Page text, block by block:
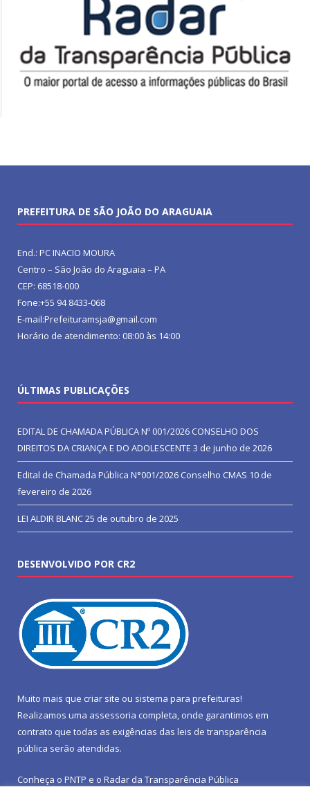
PREFEITURA DE SÃO JOÃO DO ARAGUAIA
End.: PC INACIO MOURA
Centro – São João do Araguaia – PA
CEP: 68518-000
Fone:+55 94 8433-068
E-mail:Prefeituramsja@gmail.com
Horário de atendimento: 08:00 às 14:00
ÚLTIMAS PUBLICAÇÕES
EDITAL DE CHAMADA PÚBLICA Nº 001/2026 CONSELHO DOS
DIREITOS DA CRIANÇA E DO ADOLESCENTE 3 de junho de 2026
Edital de Chamada Pública N°001/2026 Conselho CMAS 10 de
fevereiro de 2026
LEI ALDIR BLANC25 de outubro de 2025
DESENVOLVIDO POR CR2
Muito mais que criar site ou sistema para prefeituras!
Realizamos uma assessoria completa, onde garantimos em
contrato que todas as exigências das leis de transparência
pública serão atendidas.
Conheça o PNTP e o Radar da Transparência Pública